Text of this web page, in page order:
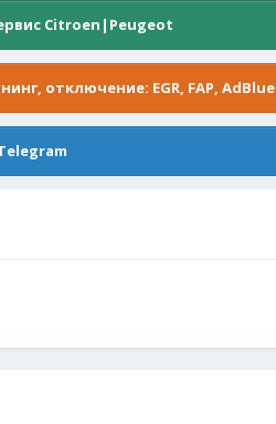
Citroen|Peugeot
отключение: EGR, FAP, AdBlue